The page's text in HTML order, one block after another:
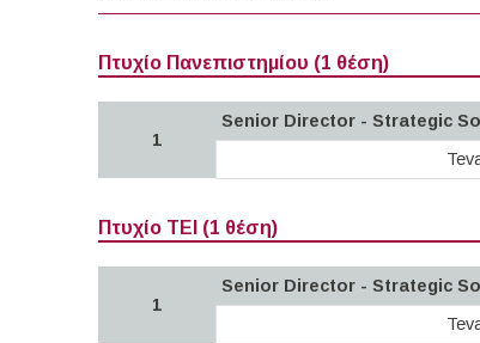
Πτυχίο Πανεπιστημίου (1 θέση)
1
Senior Director - Strategic
Πτυχίο ΤΕΙ (1 θέση)
1
Senior Director - Strategic